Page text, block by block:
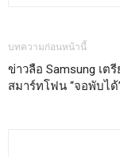
บทความก่อนหน้านี้
ข่าวลือ Samsung เต
สมาร์ทโฟน “จอพับไ